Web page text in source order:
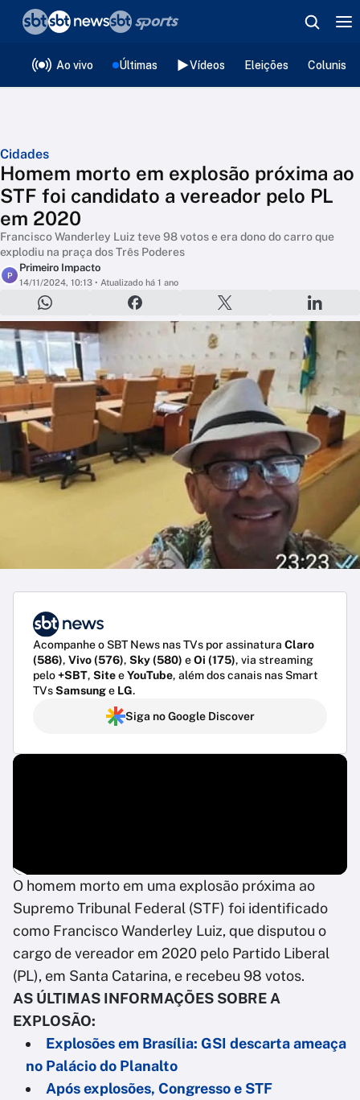
Ao vivo Últimas Vídeos Eleições
Cidades
Homem morto em explosão próxima ao
STF foi candidato a vereador pelo PL
em 2020
Francisco Wanderley Luiz teve 98 votos e era dono do carro que
explodiu na praça dos Três Poderes
P
Primeiro Impacto
14/11/2024, 10:13 • Atualizado há 1 ano
Acompanhe o SBT News nas TVs por assinatura Claro
(586), Vivo (576), Sky (580) eOi (175), via streaming
pelo+SBT, SiteeYouTube, além dos canais nas Smart
TVsSamsunge LG.
Siga no Google Discover
O homem morto em uma explosão próxima ao
Supremo Tribunal Federal (STF) foi identificado
como Francisco Wanderley Luiz, que disputou o
cargo de vereador em 2020 pelo Partido Liberal
(PL), em Santa Catarina, e recebeu 98 votos.
AS ÚLTIMAS INFORMAÇÕES SOBRE A
EXPLOSÃO:
Explosões em Brasília: GSI descarta ameaça
no Palácio do Planalto
Após explosões, Congresso e STF
❮voltar
Editorias